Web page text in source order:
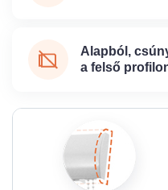
Alapból,
a felső